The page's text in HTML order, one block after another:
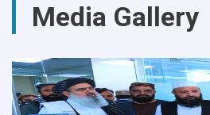
Media Gallery